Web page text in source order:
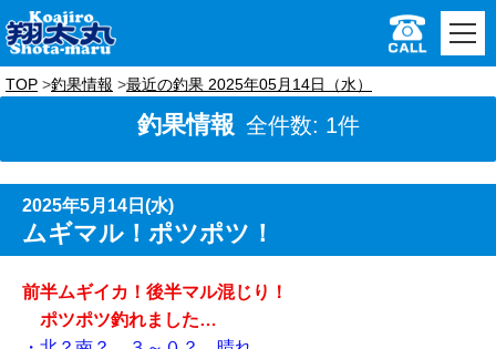
TOP 釣果情報 最近の釣果 2025年05月14日（水）
釣果情報 全件数: 1件
2025年5月14日(水)
ムギマル！ポツポツ！
前半ムギイカ！後半マル混じり！
ポツポツ釣れました…